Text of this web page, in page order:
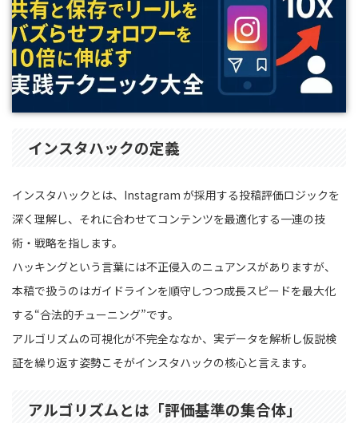
インスタハックの定義
インスタハックとは、Instagram が採用する投稿評価ロジックを
深く理解し、それに合わせてコンテンツを最適化する一連の技
術・戦略を指します。
ハッキングという言葉には不正侵入のニュアンスがありますが、
本稿で扱うのはガイドラインを順守しつつ成長スピードを最大化
する“合法的チューニング”です。
アルゴリズムの可視化が不完全ななか、実データを解析し仮説検
証を繰り返す姿勢こそがインスタハックの核心と言えます。
アルゴリズムとは「評価基準の集合体」